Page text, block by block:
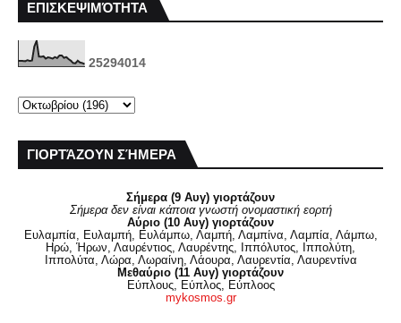
ΕΠΙΣΚΕΨΙΜΌΤΗΤΑ
25294014
ΓΙΟΡΤΆΖΟΥΝ ΣΉΜΕΡΑ
Σήμερα (9 Αυγ) γιορτάζουν
Σήμερα δεν είναι κάποια γνωστή ονομαστική εορτή
Αύριο (10 Αυγ) γιορτάζουν
Ευλαμπία, Ευλαμπή, Ευλάμπω, Λαμπή, Λαμπίνα, Λαμπία, Λάμπω,
Ηρώ, Ήρων, Λαυρέντιος, Λαυρέντης, Ιππόλυτος, Ιππολύτη,
Ιππολύτα, Λώρα, Λωραίνη, Λάουρα, Λαυρεντία, Λαυρεντίνα
Μεθαύριο (11 Αυγ) γιορτάζουν
Εύπλους, Εύπλος, Εύπλοος
mykosmos.gr